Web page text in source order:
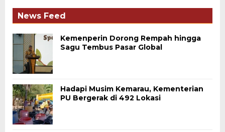
News Feed
Kemenperin Dorong Rempah hingga
Sagu Tembus Pasar Global
Hadapi Musim Kemarau, Kementerian
PU Bergerak di 492 Lokasi